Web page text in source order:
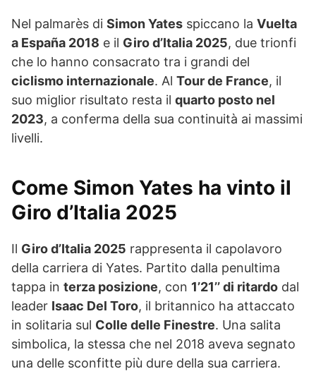
Nel palmarès di Simon Yates spiccano la Vuelta
a España 2018 e il Giro d’Italia 2025, due trionfi
che lo hanno consacrato tra i grandi del
ciclismo internazionale. Al Tour de France, il
suo miglior risultato resta il quarto posto nel
2023, a conferma della sua continuità ai massimi
livelli.
Come Simon Yates ha vinto il
Giro d’Italia 2025
Il Giro d’Italia 2025 rappresenta il capolavoro
della carriera di Yates. Partito dalla penultima
tappa in terza posizione, con 1’21’’ di ritardo dal
leader Isaac Del Toro, il britannico ha attaccato
in solitaria sul Colle delle Finestre. Una salita
simbolica, la stessa che nel 2018 aveva segnato
una delle sconfitte più dure della sua carriera.